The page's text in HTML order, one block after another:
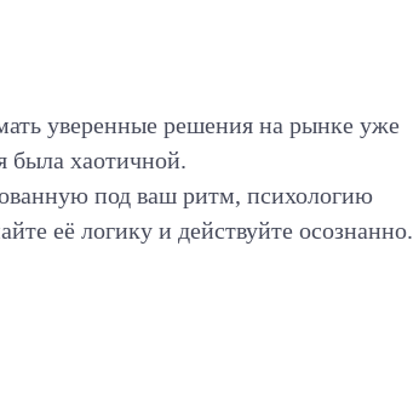
уверенные решения на рынке уже
была хаотичной.
под ваш ритм, психологию
её логику и действуйте осознанно.